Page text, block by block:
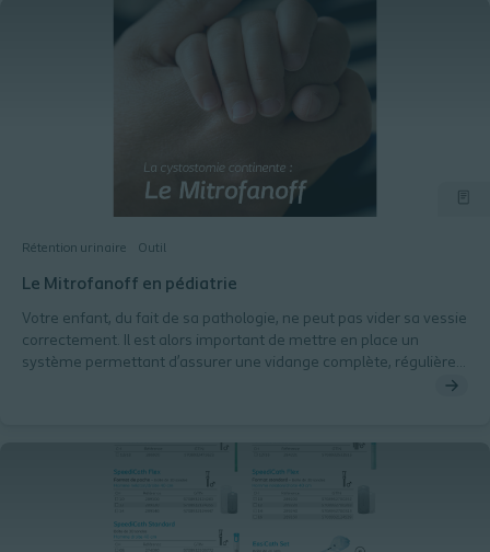
Rétention urinaire Outil
Le Mitrofanoff en pédiatrie
Votre enfant, du fait de sa pathologie, ne peut pas vider sa vessie
correctement. Il est alors important de mettre en place un
système permettant d’assurer une vidange complète, régulière